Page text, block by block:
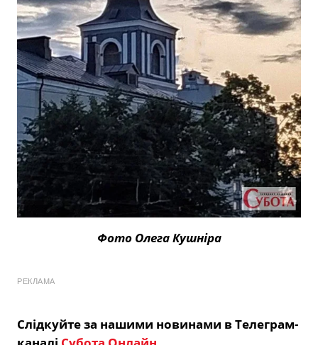
Фото Олега Кушніра
РЕКЛАМА
Слідкуйте за нашими новинами в Телеграм-